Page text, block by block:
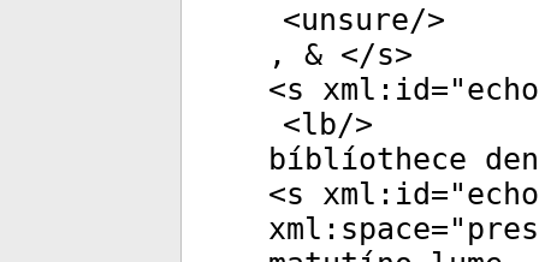
<unsure/>
, & </s>
<s xml:id="
<lb/>
bíblíothece
<s xml:id="
xml:space="